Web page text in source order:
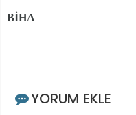
BİHA
YORUM EKLE